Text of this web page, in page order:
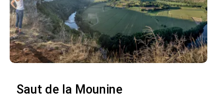
Saut de la Mounine